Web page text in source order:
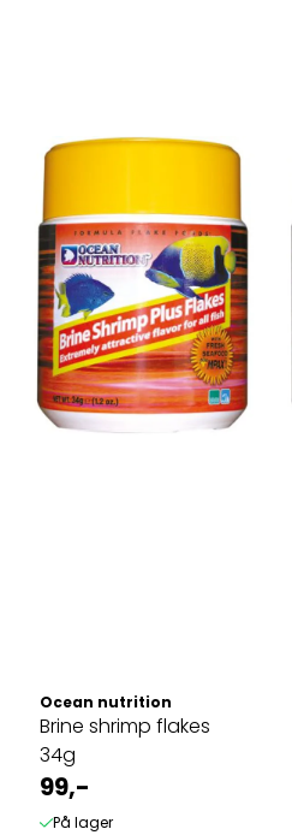
Ocean nutrition
Brine shrimp flakes
34g
99,-
På lager